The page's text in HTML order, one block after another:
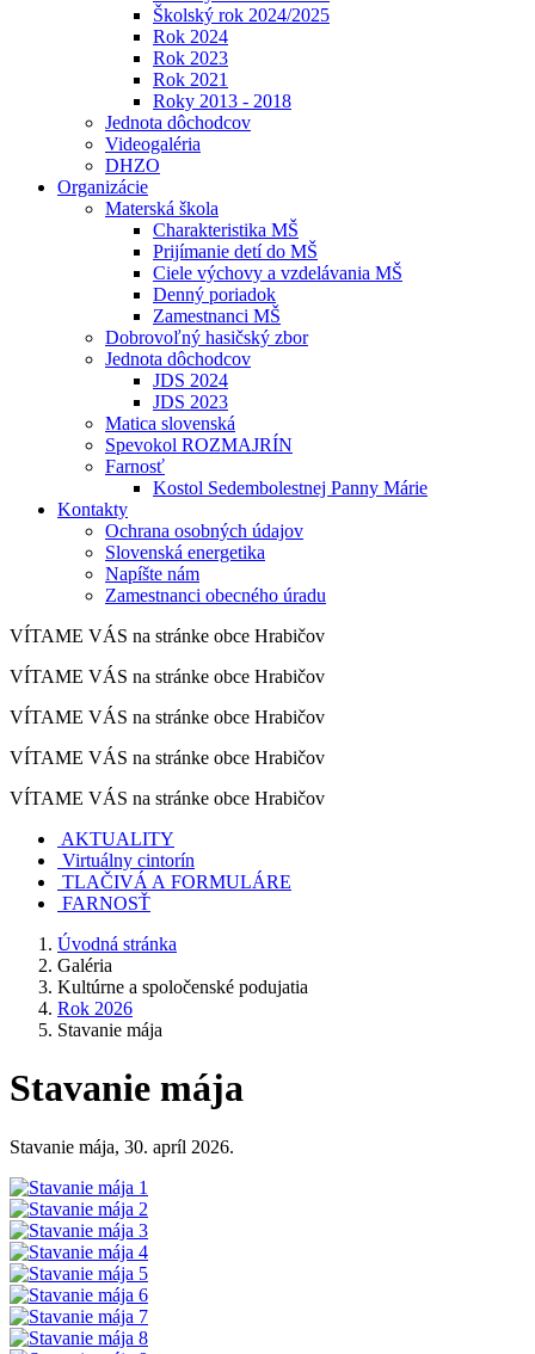
Školský rok 2024/2025
Rok 2024
Rok 2023
Rok 2021
Roky 2013 - 2018
Jednota dôchodcov
Videogaléria
DHZO
Organizácie
Materská škola
Charakteristika MŠ
Prijímanie detí do MŠ
Ciele výchovy a vzdelávania MŠ
Denný poriadok
Zamestnanci MŠ
Dobrovoľný hasičský zbor
Jednota dôchodcov
JDS 2024
JDS 2023
Matica slovenská
Spevokol ROZMAJRÍN
Farnosť
Kostol Sedembolestnej Panny Márie
Kontakty
Ochrana osobných údajov
Slovenská energetika
Napíšte nám
Zamestnanci obecného úradu
VÍTAME VÁS na stránke obce Hrabičov
VÍTAME VÁS na stránke obce Hrabičov
VÍTAME VÁS na stránke obce Hrabičov
VÍTAME VÁS na stránke obce Hrabičov
VÍTAME VÁS na stránke obce Hrabičov
AKTUALITY
Virtuálny cintorín
TLAČIVÁ A FORMULÁRE
FARNOSŤ
Úvodná stránka
Galéria
Kultúrne a spoločenské podujatia
Rok 2026
Stavanie mája
Stavanie mája
Stavanie mája, 30. apríl 2026.